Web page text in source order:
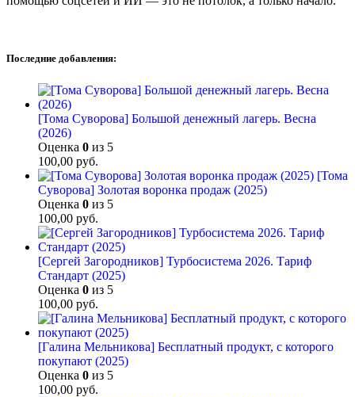
Последние добавления:
[Тома Суворова] Большой денежный лагерь. Весна
(2026)
Оценка 0 из 5
100,00 руб.
[Тома
Суворова] Золотая воронка продаж (2025)
Оценка 0 из 5
100,00 руб.
[Сергей Загородников] Турбосистема 2026. Тариф
Стандарт (2025)
Оценка 0 из 5
100,00 руб.
[Галина Мельникова] Бесплатный продукт, с которого
покупают (2025)
Оценка 0 из 5
100,00 руб.